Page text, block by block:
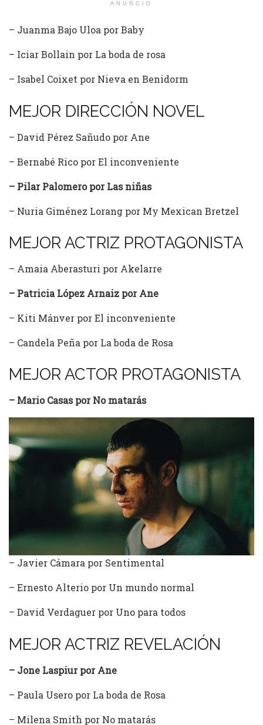
ANUNCIO
– Juanma Bajo Uloa por Baby
– Iciar Bollain por La boda de rosa
– Isabel Coixet por Nieva en Benidorm
MEJOR DIRECCIÓN NOVEL
– David Pérez Sañudo por Ane
– Bernabé Rico por El inconveniente
– Pilar Palomero por Las niñas
– Nuria Giménez Lorang por My Mexican Bretzel
MEJOR ACTRIZ PROTAGONISTA
– Amaia Aberasturi por Akelarre
– Patricia López Arnaiz por Ane
– Kiti Mánver por El inconveniente
– Candela Peña por La boda de Rosa
MEJOR ACTOR PROTAGONISTA
– Mario Casas por No matarás
– Javier Cámara por Sentimental
– Ernesto Alterio por Un mundo normal
– David Verdaguer por Uno para todos
MEJOR ACTRIZ REVELACIÓN
– Jone Laspiur por Ane
– Paula Usero por La boda de Rosa
– Milena Smith por No matarás